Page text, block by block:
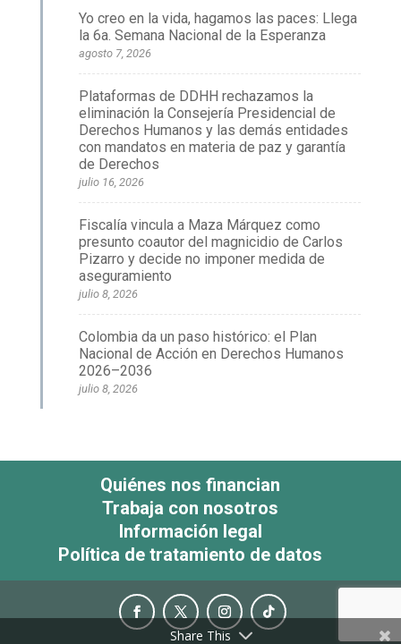
Yo creo en la vida, hagamos las paces: Llega
la 6a. Semana Nacional de la Esperanza
agosto 7, 2026
Plataformas de DDHH rechazamos la
eliminación la Consejería Presidencial de
Derechos Humanos y las demás entidades
con mandatos en materia de paz y garantía
de Derechos
julio 16, 2026
Fiscalía vincula a Maza Márquez como
presunto coautor del magnicidio de Carlos
Pizarro y decide no imponer medida de
aseguramiento
julio 8, 2026
Colombia da un paso histórico: el Plan
Nacional de Acción en Derechos Humanos
2026–2036
julio 8, 2026
Quiénes nos financian
Trabaja con nosotros
Información legal
Política de tratamiento de datos
Share This